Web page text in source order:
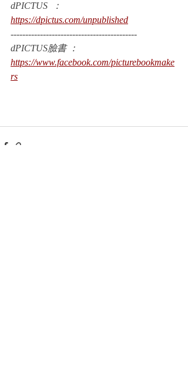
dPICTUS  ：
https://dpictus.com/unpublished
-------------------------------------------
dPICTUS臉書 ：
https://www.facebook.com/picturebookmake
rs